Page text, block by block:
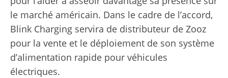
le marché américain. Dans le cadre de l’accord,
Blink Charging servira de distributeur de Zooz
pour la vente et le déploiement de son système
d’alimentation rapide pour véhicules
électriques.